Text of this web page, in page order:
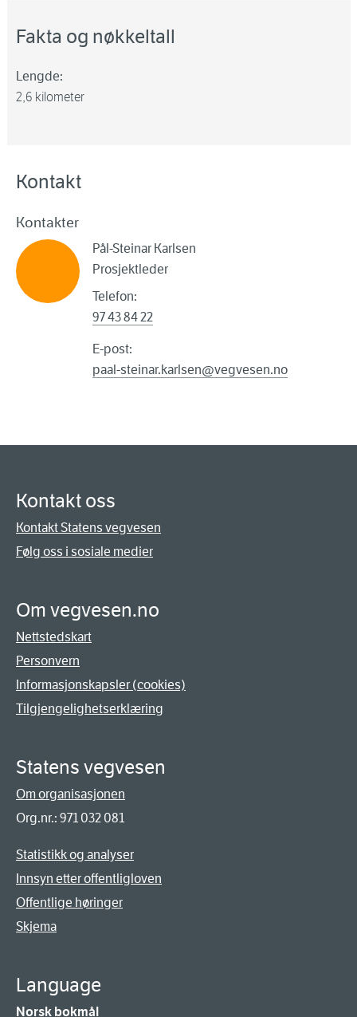
Fakta og nøkkeltall
Lengde:
2,6 kilometer
Kontakt
Kontakter
Pål-Steinar Karlsen
Prosjektleder
Telefon:
97 43 84 22
E-post:
paal-steinar.karlsen@vegvesen.no
Kontakt oss
Kontakt Statens vegvesen
Følg oss i sosiale medier
Om vegvesen.no
Nettstedskart
Personvern
Informasjonskapsler (cookies)
Tilgjengelighetserklæring
Statens vegvesen
Om organisasjonen
Org.nr.: 971 032 081
Statistikk og analyser
Innsyn etter offentligloven
Offentlige høringer
Skjema
Language
Norsk bokmål